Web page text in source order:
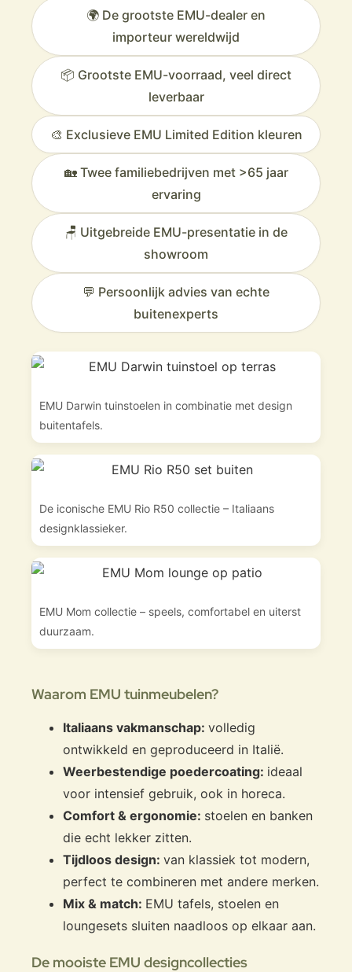
🌍 De grootste EMU-dealer en
importeur wereldwijd
📦 Grootste EMU-voorraad, veel direct
leverbaar
🎨 Exclusieve EMU Limited Edition kleuren
🏡 Twee familiebedrijven met >65 jaar
ervaring
🪑 Uitgebreide EMU-presentatie in de
showroom
💬 Persoonlijk advies van echte
buitenexperts
EMU Darwin tuinstoelen in combinatie met design
buitentafels.
De iconische EMU Rio R50 collectie – Italiaans
designklassieker.
EMU Mom collectie – speels, comfortabel en uiterst
duurzaam.
Waarom EMU tuinmeubelen?
Italiaans vakmanschap: volledig
ontwikkeld en geproduceerd in Italië.
Weerbestendige poedercoating: ideaal
voor intensief gebruik, ook in horeca.
Comfort & ergonomie: stoelen en banken
die echt lekker zitten.
Tijdloos design: van klassiek tot modern,
perfect te combineren met andere merken.
Mix & match: EMU tafels, stoelen en
loungesets sluiten naadloos op elkaar aan.
De mooiste EMU designcollecties